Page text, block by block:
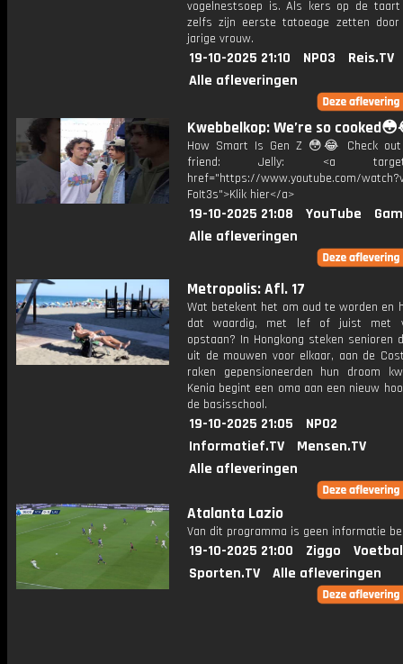
vogelnestsoep is. Als kers op de taart
zelfs zijn eerste tatoeage zetten door
jarige vrouw.
19-10-2025 21:10 NPO3
Reis.TV
Alle afleveringen
Kwebbelkop: We’re so
How Smart Is Gen Z 😳😂 Check
friend: Jelly: <a
href="https://www.youtube.com/
FoIt3s">Klik hier</a>
19-10-2025 21:08 YouTube
Alle afleveringen
Metropolis: Afl. 17
Wat betekent het om oud te worden en
dat waardig, met lef of juist met
opstaan? In Hongkong steken senioren
uit de mouwen voor elkaar, aan de
raken gepensioneerden hun droom
Kenia begint een oma aan een nieuw
de basisschool.
19-10-2025 21:05
NPO2
Informatief.TV
Mensen.TV
Alle afleveringen
Atalanta Lazio
Van dit programma is geen informatie
19-10-2025 21:00 Ziggo
Sporten.TV
Alle afleveringen